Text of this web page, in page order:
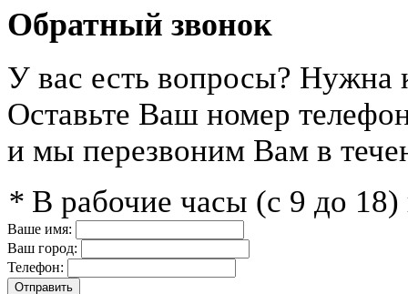
Обратный звонок
У вас есть вопросы? Нужна
Оставьте Ваш номер
и мы перезвоним Вам в
* В рабочие часы (с 9 до
Ваше имя:
Ваш город:
Телефон: